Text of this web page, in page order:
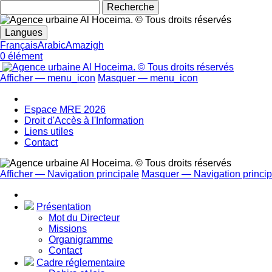
Langues
FrançaisArabicAmazigh
0 élément
Afficher — menu_icon Masquer — menu_icon
Espace MRE 2026
Droit d'Accès à l'Information
Liens utiles
Contact
principale
Afficher — Navigation principale Masquer — Navigation
Présentation
Mot du Directeur
Missions
Organigramme
Contact
Cadre réglementaire